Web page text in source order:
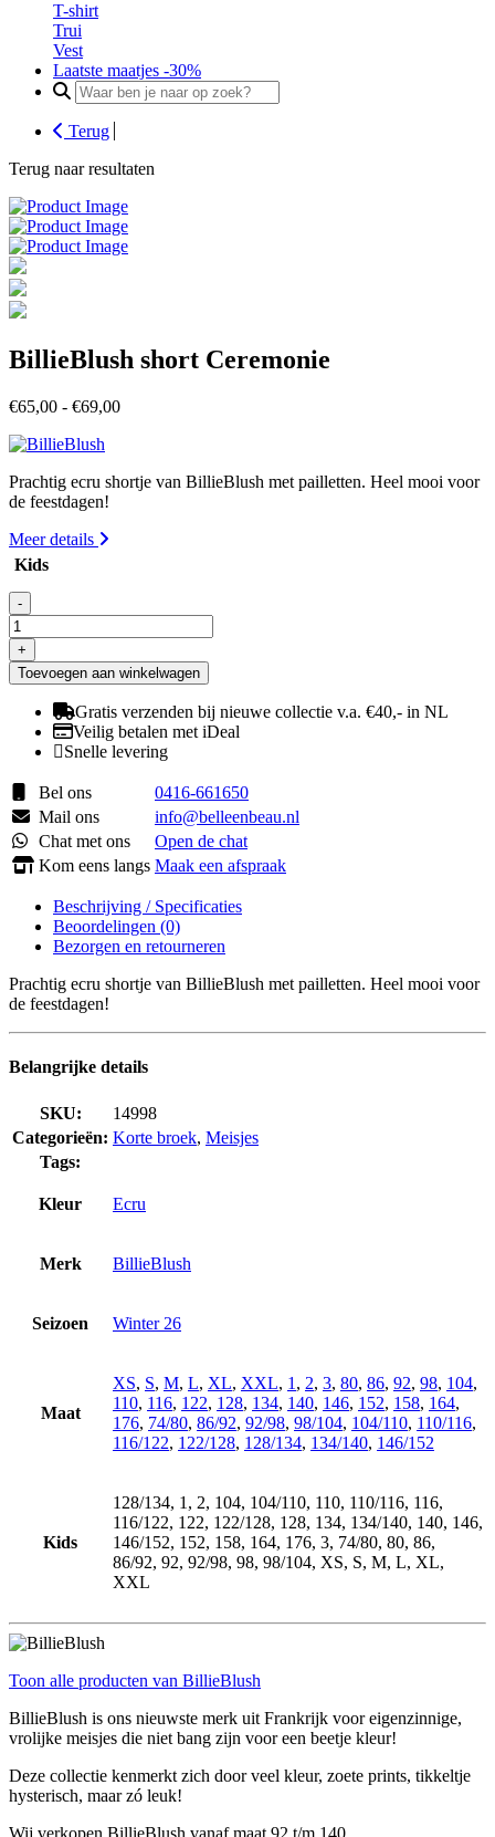
T-shirt
Trui
Vest
Laatste maatjes -30%
Search
for:
Terug
Terug naar resultaten
BillieBlush short Ceremonie
€65,00 - €69,00Prijsklasse:
Prachtig ecru shortje van BillieBlush met pailletten. Heel mooi voor
de feestdagen!
Meer details
Kids
-
BillieBlush
short
Ceremonie
aantal
+
Toevoegen aan winkelwagen
Gratis verzenden bij nieuwe collectie v.a. €40,- in NL
Veilig betalen met iDeal
Snelle levering
Bel ons
0416-661650
Mail ons
info@belleenbeau.nl
Chat met ons
Open de chat
Kom eens langs Maak een afspraak
Beschrijving / Specificaties
Beoordelingen (0)
Bezorgen en retourneren
Prachtig ecru shortje van BillieBlush met pailletten. Heel mooi voor
de feestdagen!
Belangrijke details
SKU:
14998
Categorieën: Korte broek, Meisjes
Tags:
Kleur Ecru
Merk BillieBlush
Seizoen Winter 26
Maat
XS, S, M, L, XL, XXL, 1 , 2, 3, 80, 86, 92, 98, 104,
110, 116, 122, 128, 134, 140, 146, 152, 158, 164,
176, 74/80, 86/92, 92/98, 98/104, 104/110, 110/116,
116/122, 122/128, 128/134, 134/140, 146/152
Kids
128/134, 1, 2, 104, 104/110, 110, 110/116, 116,
116/122, 122, 122/128, 128, 134, 134/140, 140, 146,
146/152, 152, 158, 164, 176, 3, 74/80, 80, 86,
86/92, 92, 92/98, 98, 98/104, XS, S, M, L, XL,
XXL
Toon alle producten van BillieBlush
BillieBlush is ons nieuwste merk uit Frankrijk voor eigenzinnige,
vrolijke meisjes die niet bang zijn voor een beetje kleur!
Deze collectie kenmerkt zich door veel kleur, zoete prints, tikkeltje
hysterisch, maar zó leuk!